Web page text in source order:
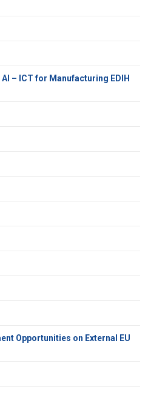
– ICT for Manufacturing EDIH
Opportunities on External EU